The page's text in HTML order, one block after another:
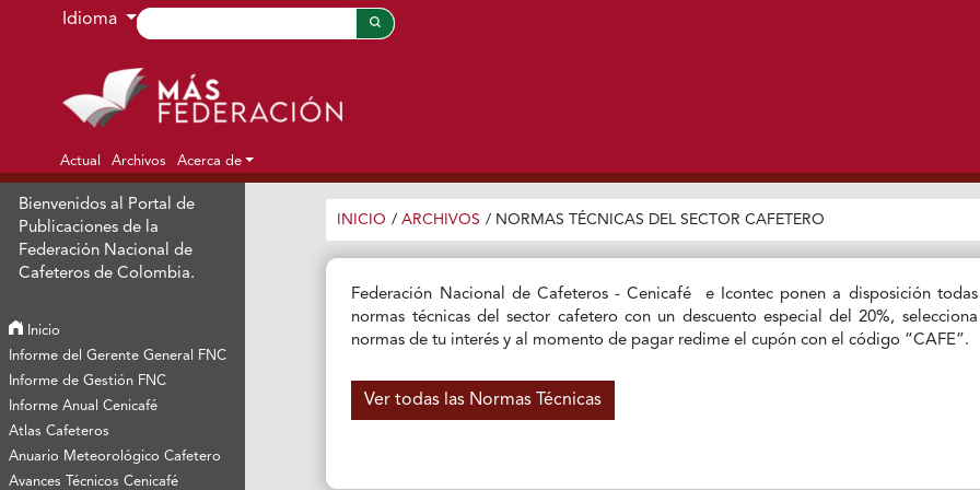
Ir al menú de navegación principal
Ir al contenido principal
Ir al pie de página del sitio
Idioma
Actual Archivos Acerca de
Bienvenidos al Portal de
Publicaciones de la
Federación Nacional de
Cafeteros de Colombia.
Inicio
Informe del Gerente General FNC
Informe de Gestión FNC
Informe Anual Cenicafé
Atlas Cafeteros
Anuario Meteorológico Cafetero
Avances Técnicos Cenicafé
INICIO / ARCHIVOS / NORMAS TÉCNICAS DEL SECTOR CAFETERO
Federación Nacional de Cafeteros - Cenicafé e Icontec ponen a disposición
normas técnicas del sector cafetero con un descuento especial del 20%,
normas de tu interés y al momento de pagar redime el cupón con el código “CAFE”.
Ver todas las Normas Técnicas